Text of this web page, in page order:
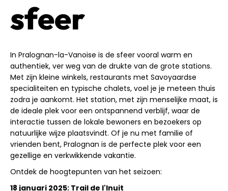
sfeer
In Pralognan-la-Vanoise is de sfeer vooral warm en
authentiek, ver weg van de drukte van de grote stations.
Met zijn kleine winkels, restaurants met Savoyaardse
specialiteiten en typische chalets, voel je je meteen thuis
zodra je aankomt. Het station, met zijn menselijke maat, is
de ideale plek voor een ontspannend verblijf, waar de
interactie tussen de lokale bewoners en bezoekers op
natuurlijke wijze plaatsvindt. Of je nu met familie of
vrienden bent, Pralognan is de perfecte plek voor een
gezellige en verkwikkende vakantie.
Ontdek de hoogtepunten van het seizoen:
18 januari 2025: Trail de l'Inuit